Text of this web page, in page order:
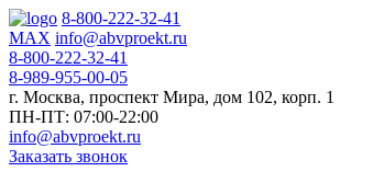
8-800-222-32-41
MAX info@abvproekt.ru
8-800-222-32-41
8-989-955-00-05
г. Москва, проспект Мира, дом 102, корп. 1
ПН-ПТ: 07:00-22:00
info@abvproekt.ru
Заказать звонок